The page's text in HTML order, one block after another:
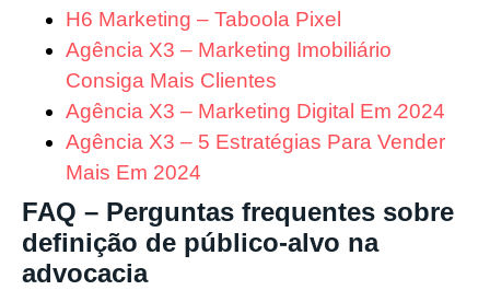
H6 Marketing – Taboola Pixel
Agência X3 – Marketing Imobiliário
Consiga Mais Clientes
Agência X3 – Marketing Digital Em 2024
Agência X3 – 5 Estratégias Para Vender
Mais Em 2024
FAQ – Perguntas frequentes sobre
definição de público-alvo na
advocacia